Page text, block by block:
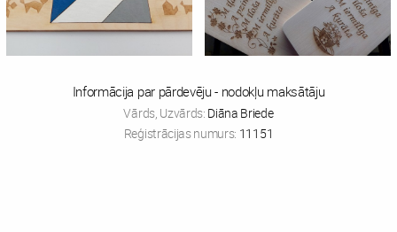
Informācija par pārdevēju - nodokļu maksātāju
Vārds, Uzvārds: Diāna Briede
Reģistrācijas numurs: 11151